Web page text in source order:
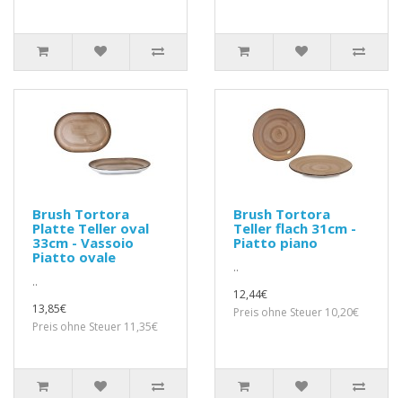
Brush Tortora
Platte Teller oval
33cm - Vassoio
Piatto ovale
..
13,85€
Preis ohne Steuer 11,35€
Brush Tortora
Teller flach 31cm -
Piatto piano
..
12,44€
Preis ohne Steuer 10,20€